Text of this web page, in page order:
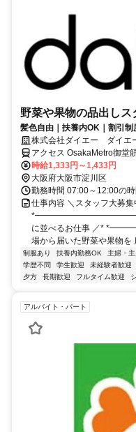
野菜や果物の品出しス
髪色自由｜扶養内OK｜割引
あり株式会社ダイエー ダイエ
アクセス OsakaMetro御堂
線 東淀川西出口徒歩約12
約18分
時給1,333円～1,433円
大阪府大阪市淀川区
勤務時間 07:00～12:00の
仕事内容 ＼スタッフ大募集
に並べるお仕事 ／
場から届いた野菜や果物を
制服あり 扶養内勤務OK 主婦・
学歴不問
学生歓迎 未経験者歓迎
夕方
長期歓迎 フルタイム歓迎
アルバイト・パート